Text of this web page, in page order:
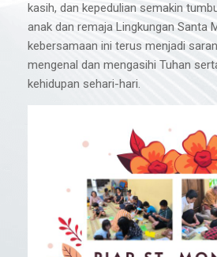
kasih, dan kepedulian semakin
anak dan remaja Lingkungan Santa
kebersamaan ini terus menjadi
mengenal dan mengasihi Tuhan
kehidupan sehari-hari.